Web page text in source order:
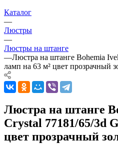
Каталог
—
Люстры
—
Люстры на штанге
—Люстра на штанге Bohemia
ламп на 63 м² цвет прозрачный
Люстра на штанге
Crystal 77181/65/3d
цвет прозрачный